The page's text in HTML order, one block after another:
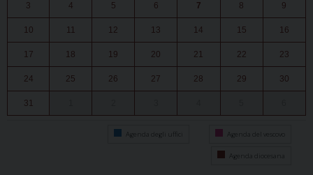
3 4 5 6 7 8 9
10 11 12 13 14 15 16
17 18 19 20 21 22 23
24 25 26 27 28 29 30
31
Agenda degli uffici Agenda del vescovo
Agenda diocesana